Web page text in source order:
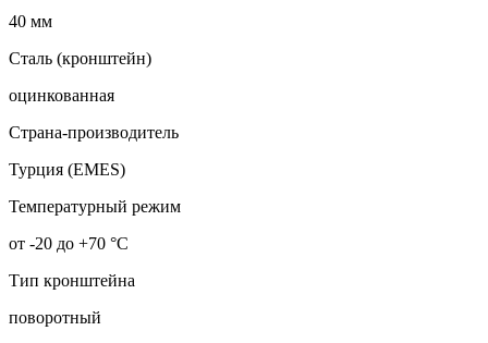
40 мм
Сталь (кронштейн)
оцинкованная
Страна-производитель
Турция (EMES)
Температурный режим
от -20 до +70 °С
Тип кронштейна
поворотный